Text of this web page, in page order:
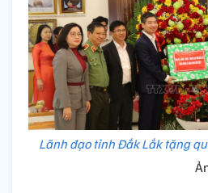
Lãnh đạo tỉnh Đắk Lắk tặng